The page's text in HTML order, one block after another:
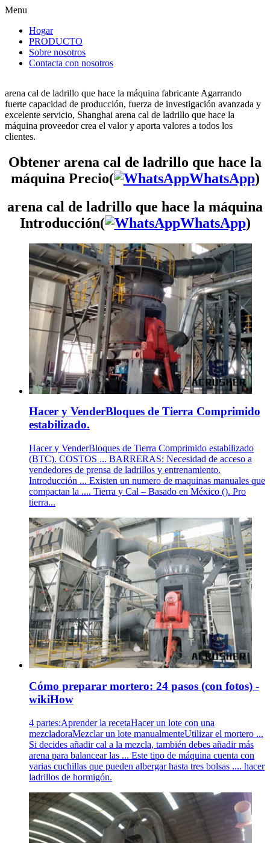
Menu
Hogar
PRODUCTO
Sobre nosotros
Contacta con nosotros
arena cal de ladrillo que hace la máquina fabricante Agarrando
fuerte capacidad de producción, fuerza de investigación avanzada y
excelente servicio, Shanghai arena cal de ladrillo que hace la
máquina proveedor crea el valor y aporta valores a todos los
clientes.
Obtener arena cal de ladrillo que hace la
máquina Precio(
WhatsApp)
arena cal de ladrillo que hace la máquina
Introducción(
WhatsApp)
Hacer y VenderBloques de Tierra Comprimido
estabilizado.
Hacer y VenderBloques de Tierra Comprimido estabilizado
(BTC). COSTOS ... BARRERAS: Necesidad de acceso a
vendedores de prensa de ladrillos y entrenamiento.
Introducción ... Existen un numero de maquinas manuales que
compactan la .... Tierra y Cal – Basado en México (). Pro
tierra...
Cómo preparar mortero: 24 pasos (con fotos) -
wikiHow
4 partes:Aprender la recetaHacer un lote con una
mezcladoraMezclar un lote manualmenteUtilizar el mortero ...
Si decides añadir cal a la mezcla, también debes añadir más
arena para balancear las ... Este tipo de máquina cuenta con
varias cuchillas que pueden albergar hasta tres bolsas .... hacer
ladrillos de hormigón.